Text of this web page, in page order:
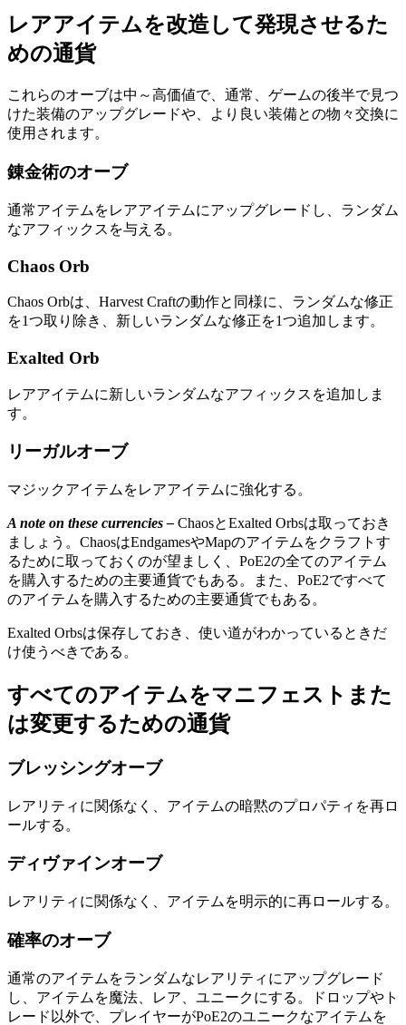
レアアイテムを改造して発現させるた
めの通貨
これらのオーブは中～高価値で、通常、ゲームの後半で見つ
けた装備のアップグレードや、より良い装備との物々交換に
使用されます。
錬金術のオーブ
通常アイテムをレアアイテムにアップグレードし、ランダム
なアフィックスを与える。
Chaos Orb
Chaos Orbは、Harvest Craftの動作と同様に、ランダムな修正
を1つ取り除き、新しいランダムな修正を1つ追加します。
Exalted Orb
レアアイテムに新しいランダムなアフィックスを追加しま
す。
リーガルオーブ
マジックアイテムをレアアイテムに強化する。
A note on these currencies – ChaosとExalted Orbsは取っておき
ましょう。ChaosはEndgamesやMapのアイテムをクラフトす
るために取っておくのが望ましく、PoE2の全てのアイテム
を購入するための主要通貨でもある。また、PoE2ですべて
のアイテムを購入するための主要通貨でもある。
Exalted Orbsは保存しておき、使い道がわかっているときだ
け使うべきである。
すべてのアイテムをマニフェストまた
は変更するための通貨
ブレッシングオーブ
レアリティに関係なく、アイテムの暗黙のプロパティを再ロ
ールする。
ディヴァインオーブ
レアリティに関係なく、アイテムを明示的に再ロールする。
確率のオーブ
通常のアイテムをランダムなレアリティにアップグレード
し、アイテムを魔法、レア、ユニークにする。ドロップやト
レード以外で、プレイヤーがPoE2のユニークなアイテムを